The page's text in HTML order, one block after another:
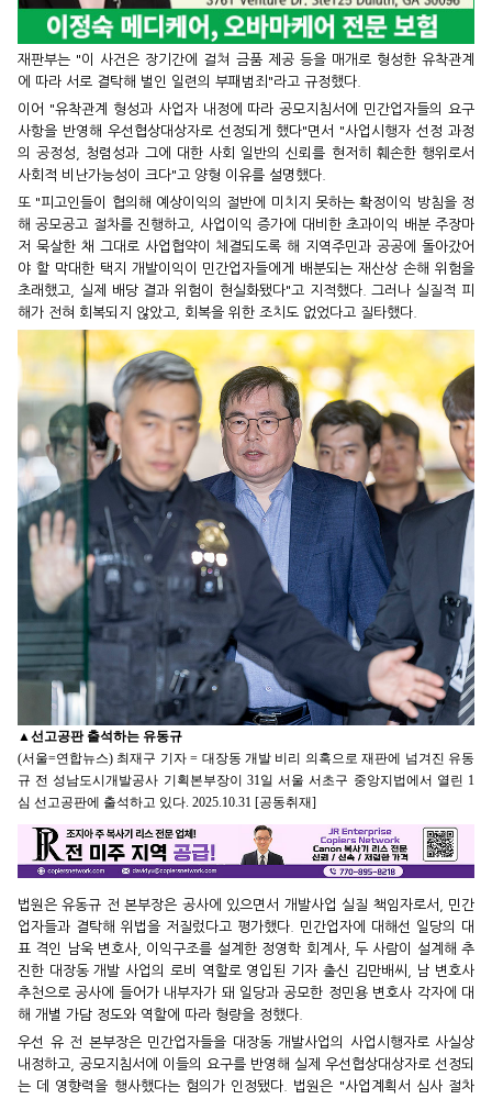
재판부는 "이 사건은 장기간에 걸쳐 금품 제공 등을 매개로 형성한 유착관계
에 따라 서로 결탁해 벌인 일련의 부패범죄"라고 규정했다.
이어 "유착관계 형성과 사업자 내정에 따라 공모지침서에 민간업자들의 요구
사항을 반영해 우선협상대상자로 선정되게 했다"면서 "사업시행자 선정 과정
의 공정성, 청렴성과 그에 대한 사회 일반의 신뢰를 현저히 훼손한 행위로서
사회적 비난가능성이 크다"고 양형 이유를 설명했다.
또 "피고인들이 협의해 예상이익의 절반에 미치지 못하는 확정이익 방침을 정
해 공모공고 절차를 진행하고, 사업이익 증가에 대비한 초과이익 배분 주장마
저 묵살한 채 그대로 사업협약이 체결되도록 해 지역주민과 공공에 돌아갔어
야 할 막대한 택지 개발이익이 민간업자들에게 배분되는 재산상 손해 위험을
초래했고, 실제 배당 결과 위험이 현실화됐다"고 지적했다. 그러나 실질적 피
해가 전혀 회복되지 않았고, 회복을 위한 조치도 없었다고 질타했다.
▲선고공판 출석하는 유동규
(서울=연합뉴스) 최재구 기자 = 대장동 개발 비리 의혹으로 재판에 넘겨진 유동
규 전 성남도시개발공사 기획본부장이 31일 서울 서초구 중앙지법에서 열린 1
심 선고공판에 출석하고 있다. 2025.10.31 [공동취재]
법원은 유동규 전 본부장은 공사에 있으면서 개발사업 실질 책임자로서, 민간
업자들과 결탁해 위법을 저질렀다고 평가했다. 민간업자에 대해선 일당의 대
표 격인 남욱 변호사, 이익구조를 설계한 정영학 회계사, 두 사람이 설계해 추
진한 대장동 개발 사업의 로비 역할로 영입된 기자 출신 김만배씨, 남 변호사
추천으로 공사에 들어가 내부자가 돼 일당과 공모한 정민용 변호사 각자에 대
해 개별 가담 정도와 역할에 따라 형량을 정했다.
우선 유 전 본부장은 민간업자들을 대장동 개발사업의 사업시행자로 사실상
내정하고, 공모지침서에 이들의 요구를 반영해 실제 우선협상대상자로 선정되
는 데 영향력을 행사했다는 혐의가 인정됐다. 법원은 "사업계획서 심사 절차